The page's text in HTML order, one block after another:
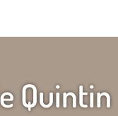
Quintin